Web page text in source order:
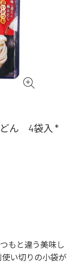
ん 4袋入 *
もと違う美味し
い切りの小袋が